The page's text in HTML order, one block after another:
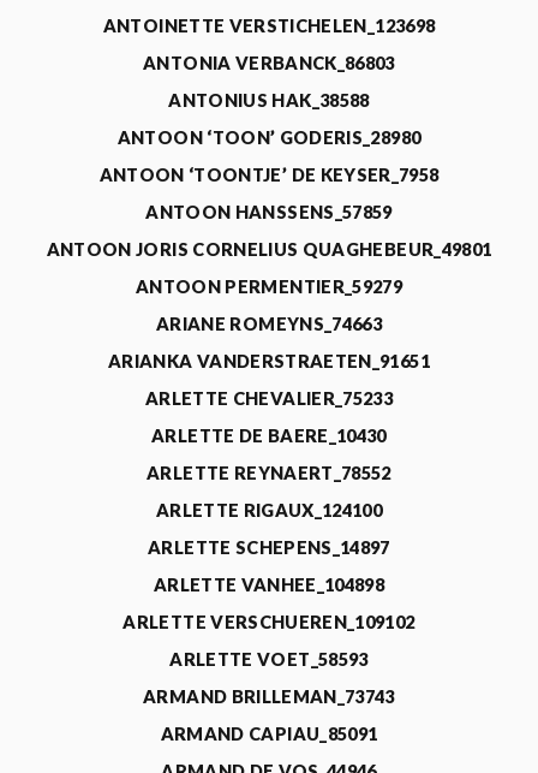
ANTOINETTE VERSTICHELEN_123698
ANTONIA VERBANCK_86803
ANTONIUS HAK_38588
ANTOON ‘TOON’ GODERIS_28980
ANTOON ‘TOONTJE’ DE KEYSER_7958
ANTOON HANSSENS_57859
ANTOON JORIS CORNELIUS QUAGHEBEUR_49801
ANTOON PERMENTIER_59279
ARIANE ROMEYNS_74663
ARIANKA VANDERSTRAETEN_91651
ARLETTE CHEVALIER_75233
ARLETTE DE BAERE_10430
ARLETTE REYNAERT_78552
ARLETTE RIGAUX_124100
ARLETTE SCHEPENS_14897
ARLETTE VANHEE_104898
ARLETTE VERSCHUEREN_109102
ARLETTE VOET_58593
ARMAND BRILLEMAN_73743
ARMAND CAPIAU_85091